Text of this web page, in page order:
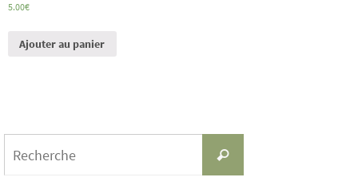
5.00€
Ajouter au panier
Recherche